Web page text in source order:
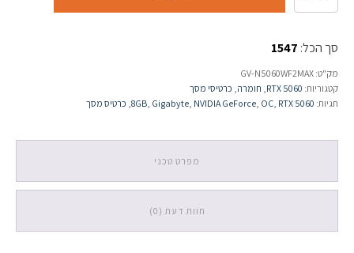
Gigabyte
Windforce2
MAX
OC
PCIE-
1XHDMI
סך הכל: 1547
מק"ט: GV-N5060WF2MAX
קטגוריות: RTX 5060 חומרה כרטיסי מסך
תגיות:
8GB Gigabyte NVIDIA GeForce OC RTX 5060 כרטיס מסך
מפרט טכני
חוות דעת (0)